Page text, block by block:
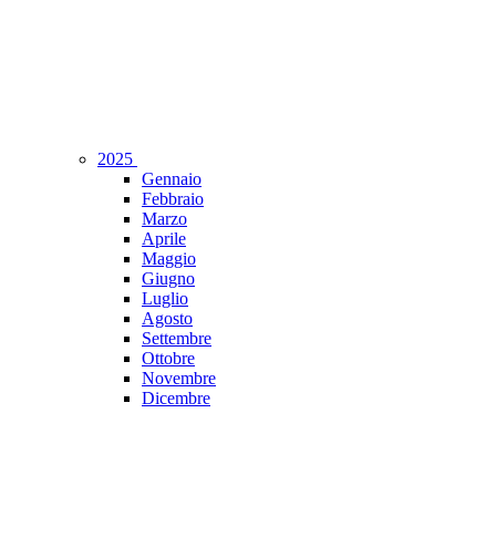
2025
Gennaio
Febbraio
Marzo
Aprile
Maggio
Giugno
Luglio
Agosto
Settembre
Ottobre
Novembre
Dicembre